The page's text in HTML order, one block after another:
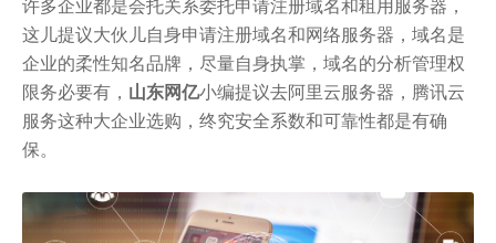
许多企业都是会托关系委托申请注册域名和租用服务器，
这儿提议大伙儿自身申请注册域名和网络服务器，域名是
企业的柔性知名品牌，尽量自身执掌，域名的分析管理权
限务必要有， 山东网亿小编提议去阿里云服务器，腾讯云
服务这种大企业选购，终究安全系数和可靠性都是有确
保。